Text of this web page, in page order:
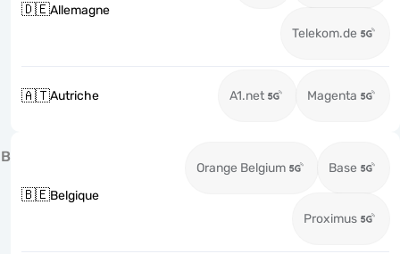
🇩🇪Allemagne
Telekom.de
🇦🇹Autriche A1.net Magenta
B
🇧🇪Belgique
Orange Belgium Base
Proximus